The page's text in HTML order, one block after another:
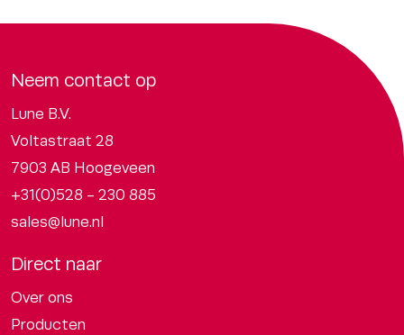
Neem contact op
Lune B.V.
Voltastraat 28
7903 AB Hoogeveen
+31(0)528 - 230 885
sales@lune.nl
Direct naar
Over ons
Producten